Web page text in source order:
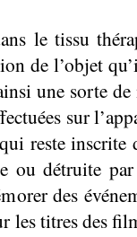
le tissu
de l’objet
une sorte
sur
reste inscrite
ou détruite
des
les titres des